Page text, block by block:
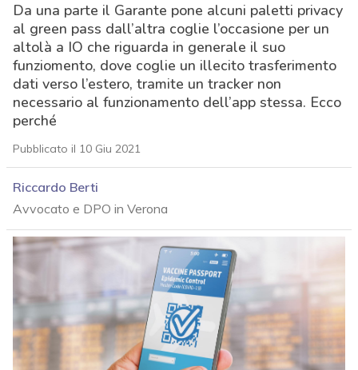
Da una parte il Garante pone alcuni paletti privacy
al green pass dall’altra coglie l’occasione per un
altolà a IO che riguarda in generale il suo
funziomento, dove coglie un illecito trasferimento
dati verso l’estero, tramite un tracker non
necessario al funzionamento dell’app stessa. Ecco
perché
Pubblicato il 10 Giu 2021
Riccardo Berti
Avvocato e DPO in Verona